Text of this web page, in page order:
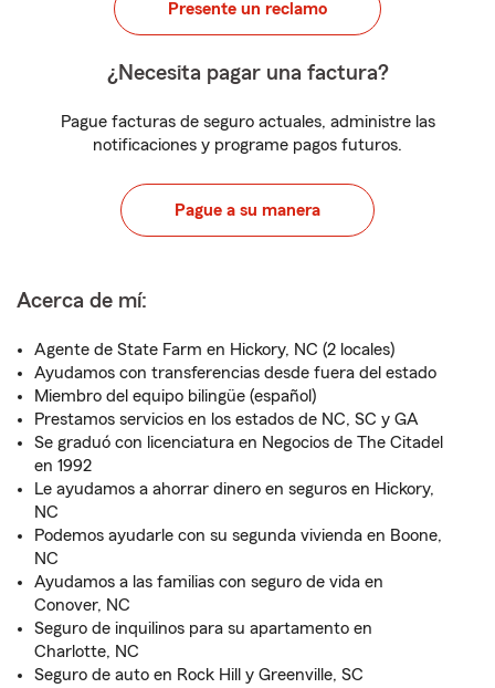
Presente un reclamo
¿Necesita pagar una factura?
Pague facturas de seguro actuales, administre las
notificaciones y programe pagos futuros.
Pague a su manera
Acerca de mí:
Agente de State Farm en Hickory, NC (2 locales)
Ayudamos con transferencias desde fuera del estado
Miembro del equipo bilingüe (español)
Prestamos servicios en los estados de NC, SC y GA
Se graduó con licenciatura en Negocios de The Citadel
en 1992
Le ayudamos a ahorrar dinero en seguros en Hickory,
NC
Podemos ayudarle con su segunda vivienda en Boone,
NC
Ayudamos a las familias con seguro de vida en
Conover, NC
Seguro de inquilinos para su apartamento en
Charlotte, NC
Seguro de auto en Rock Hill y Greenville, SC